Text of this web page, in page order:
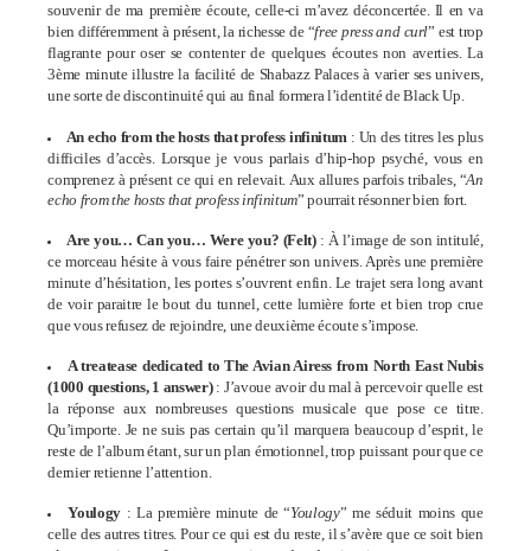
souvenir de ma première écoute, celle-ci m’avez déconcertée. Il en va
bien différemment à présent, la richesse de “free press and curl” est trop
flagrante pour oser se contenter de quelques écoutes non averties. La
3ème minute illustre la facilité de Shabazz Palaces à varier ses univers,
une sorte de discontinuité qui au final formera l’identité de Black Up.
An echo from the hosts that profess infinitum : Un des titres les plus
difficiles d’accès. Lorsque je vous parlais d’hip-hop psyché, vous en
comprenez à présent ce qui en relevait. Aux allures parfois tribales, “An
echo from the hosts that profess infinitum” pourrait résonner bien fort.
Are you… Can you… Were you? (Felt): À l’image de son intitulé,
ce morceau hésite à vous faire pénétrer son univers. Après une première
minute d’hésitation, les portes s’ouvrent enfin. Le trajet sera long avant
de voir paraitre le bout du tunnel, cette lumière forte et bien trop crue
que vous refusez de rejoindre, une deuxième écoute s’impose.
A treatease dedicated to The Avian Airess from North East Nubis
(1000 questions, 1 answer): J’avoue avoir du mal à percevoir quelle est
la réponse aux nombreuses questions musicale que pose ce titre.
Qu’importe. Je ne suis pas certain qu’il marquera beaucoup d’esprit, le
reste de l’album étant, sur un plan émotionnel, trop puissant pour que ce
dernier retienne l’attention.
Youlogy: La première minute de “Youlogy” me séduit moins que
celle des autres titres. Pour ce qui est du reste, il s’avère que ce soit bien